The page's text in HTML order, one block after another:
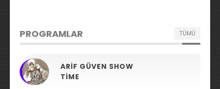
PROGRAMLAR TÜMÜ
ARIF GÜVEN SHOW
TIME